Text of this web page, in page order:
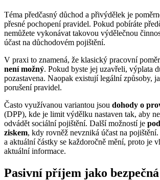
Téma předčasný důchod a přivýdělek je
přesné pochopení pravidel. Pokud pobíráte
nemůžete vykonávat takovou výdělečnou
účast na důchodovém pojištění.
V praxi to znamená, že klasický pracovní
není možný. Pokud byste jej uzavřeli, výplata
pozastavena. Naopak existují legální způsoby,
porušení pravidel.
Často využívanou variantou jsou dohody o
(DPP), kde je limit výdělku nastaven tak, aby
odvádět sociální pojištění. Další možností je
ziskem, kdy rovněž nevzniká účast na
a aktuální částky se každoročně mění, proto je
aktuální informace.
Pasivní příjem jako bezpečná